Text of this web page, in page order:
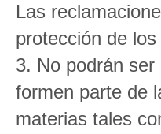
Las
protección de
3. No podrán
formen parte de
materias tales